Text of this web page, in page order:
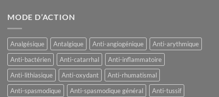
MODE D’ACTION
Analgésique Antalgique Anti-angiogénique
Anti-arythmique
Anti-bactérien
Anti-catarrhal
Anti-inflammatoire
Anti-lithiasique
Anti-oxydant
Anti-rhumatismal
Anti-spasmodique
Anti-spasmodique général
Anti-tussif